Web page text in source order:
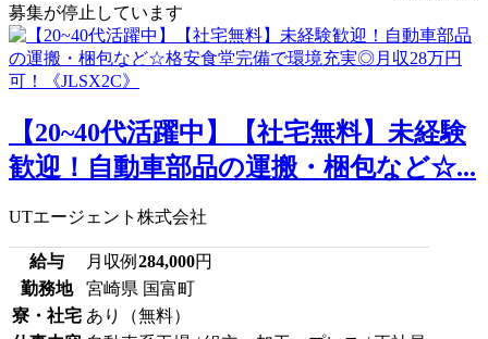
募集が停止しています
【20~40代活躍中】【社宅無料】未経験
歓迎！自動車部品の運搬・梱包など☆...
UTエージェント株式会社
給与 月収例 284,000円
勤務地
宮崎県 国富町
寮・社宅 あり（無料）